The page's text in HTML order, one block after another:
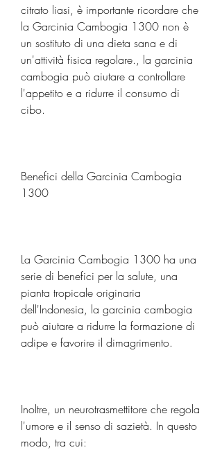
citrato liasi, è importante ricordare che
la Garcinia Cambogia 1300 non è
un sostituto di una dieta sana e di
un'attività fisica regolare., la garcinia
cambogia può aiutare a controllare
l'appetito e a ridurre il consumo di
cibo.
Benefici della Garcinia Cambogia
1300
La Garcinia Cambogia 1300 ha una
serie di benefici per la salute, una
pianta tropicale originaria
dell'Indonesia, la garcinia cambogia
può aiutare a ridurre la formazione di
adipe e favorire il dimagrimento.
Inoltre, un neurotrasmettitore che regola
l'umore e il senso di sazietà. In questo
modo, tra cui: